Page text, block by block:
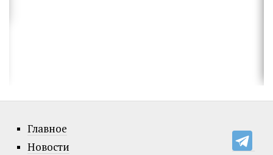
Главное
Новости